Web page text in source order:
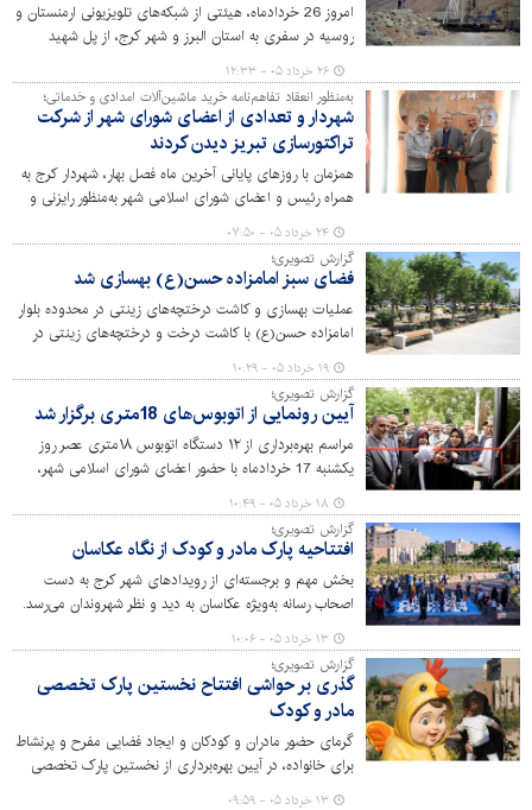
امروز 26 خردادماه، هیئتی از شبکه‌های تلویزیونی ارمنستان و
روسیه در سفری به استان البرز و شهر کرج، از پل شهید
رئیسی به‌عنوان سند جنایات دشمن آمریکایی- صهیونیستی
دیدن کردند.
۲۶ خرداد ۰۵ - ۱۲:۳۳
به‌منظور انعقاد تفاهم‌نامه خرید ماشین‌آلات امدادی و خدماتی؛
شهردار و تعدادی از اعضای شورای شهر از شرکت
تراکتورسازی تبریز دیدن کردند
همزمان با روزهای پایانی آخرین ماه فصل بهار، شهردار کرج به
همراه رئیس و اعضای شورای اسلامی شهر به‌منظور رایزنی و
انعقاد تفاهم برای خرید خودروهای امدادی، آتش‌نشانی و
خدمات شهری راهی آذربایجان شرقی شدند و از قطب صنعت
تولید ماشین‌های سنگین کشور -شرکت تراکتورسازی تبریز-
دیدن کردند.
۲۴ خرداد ۰۵ - ۰۷:۵۰
گزارش تصویری؛
فضای سبز امامزاده حسن(ع) بهسازی شد
عملیات بهسازی و کاشت درختچه‌های زینتی در محدوده بلوار
امامزاده حسن(ع) با کاشت درخت و درختچه‌های زینتی در
اصله سرو شیراز ، یک‌هزار بوته درختچه‌های پیراکانتا، 900
بوته زرشک و 35 بوته بِه‌ ژاپنی تکمیل شد .
۱۹ خرداد ۰۵ - ۱۰:۲۹
گزارش تصویری؛
آیین رونمایی از اتوبوس‌های 18متری برگزار شد
مراسم بهره‌برداری از ۱۲ دستگاه اتوبوس ۱۸متری عصر روز
یکشنبه 17 خردادماه با حضور اعضای شورای اسلامی شهر،
شهردار و مدیران شهری کرج برگزار شد.
۱۸ خرداد ۰۵ - ۱۰:۴۹
گزارش تصویری؛
افتتاحیه پارک مادر و کودک از نگاه عکاسان
بخش مهم و برجسته‌ای از رویدادهای شهر کرج به دست
اصحاب رسانه به‌ویژه عکاسان به دید و نظر شهروندان می‌رسد.
حضور پررنگ عکاسان در مراسم افتتاح پارک تخصصی مادر و
کودک، باعث شد بخشی از گزارش‌های تصویری این روز را به
عکس‌هایی از سایر رسانه‌ها و عکاسان شهر اختصاص دهیم.
عکس‌های این گزارش توسط عکاسان خبرگزاری دانشجو تهیه
شده است.
۱۳ خرداد ۰۵ - ۱۰:۰۶
گزارش تصویری؛
گذری بر حواشی افتتاح نخستین پارک تخصصی
مادر و کودک
گرمای حضور مادران و کودکان و ایجاد فضایی مفرح و پرنشاط
برای خانواده، در آیین بهره‌برداری از نخستین پارک تخصصی
۱۳ خرداد ۰۵ - ۰۹:۵۹